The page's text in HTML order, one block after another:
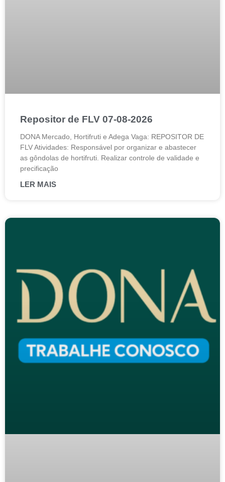
Repositor de FLV 07-08-2026
DONA Mercado, Hortifruti e Adega Vaga: REPOSITOR DE
FLV Atividades: Responsável por organizar e abastecer
as gôndolas de hortifruti. Realizar controle de validade e
precificação
LER MAIS